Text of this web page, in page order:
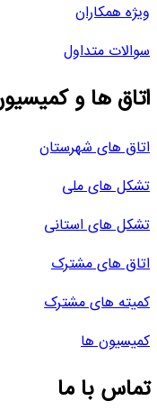
ویژه همکاران
سوالات متداول
اتاق ها و
اتاق های شهرستان
تشکل های ملی
تشکل های استانی
اتاق های مشترک
کمیته های مشترک
کمیسیون ها
تماس با ما